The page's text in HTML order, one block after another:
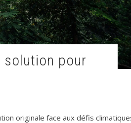
originale face aux défis